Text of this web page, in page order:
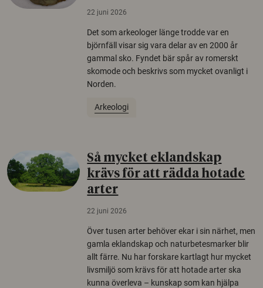
22 juni 2026
Det som arkeologer länge trodde var en
björnfäll visar sig vara delar av en 2000 år
gammal sko. Fyndet bär spår av romerskt
skomode och beskrivs som mycket ovanligt i
Norden.
Arkeologi
Så mycket eklandskap
krävs för att rädda hotade
arter
22 juni 2026
Över tusen arter behöver ekar i sin närhet, men
gamla eklandskap och naturbetesmarker blir
allt färre. Nu har forskare kartlagt hur mycket
livsmiljö som krävs för att hotade arter ska
kunna överleva – kunskap som kan hjälpa